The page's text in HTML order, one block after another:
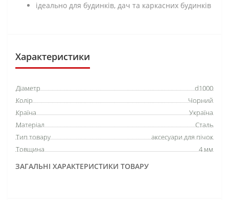
ідеально для будинків, дач та каркасних будинків
Характеристики
ЗАГАЛЬНІ ХАРАКТЕРИСТИКИ ТОВАРУ
Діаметр
d1000
Колір
Чорний
Країна
Україна
Матеріал
Сталь
Тип товару
аксесуари для пічок
Товщина
4 мм